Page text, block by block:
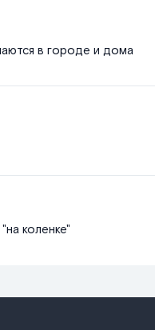
в городе и дома
коленке"